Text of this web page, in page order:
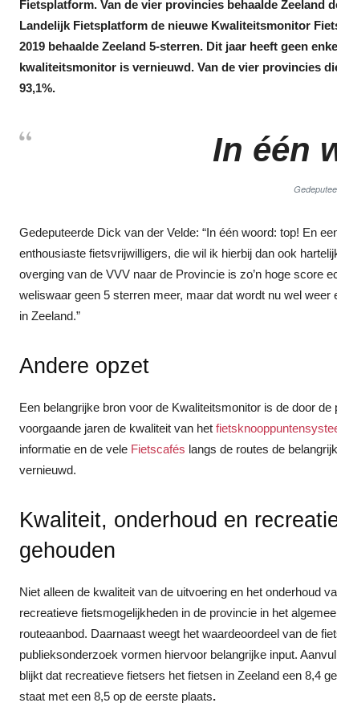
Fietsplatform. Van de vier provincies behaalde Zeeland
Landelijk Fietsplatform de nieuwe Kwaliteitsmonitor
2019 behaalde Zeeland 5-sterren. Dit jaar heeft geen
kwaliteitsmonitor is vernieuwd. Van de vier provincies
93,1%.
In één
Gedeputeerde Dick van der Velde: “In één woord: top! En
enthousiaste fietsvrijwilligers, die wil ik hierbij dan ook
overging van de VVV naar de Provincie is zo’n hoge score
weliswaar geen 5 sterren meer, maar dat wordt nu wel
in Zeeland.”
Andere opzet
Een belangrijke bron voor de Kwaliteitsmonitor is de door
voorgaande jaren de kwaliteit van het
informatie en de vele Fietscafés langs de routes de
vernieuwd.
Kwaliteit, onderhoud en
gehouden
Niet alleen de kwaliteit van de uitvoering en het onderhoud
recreatieve fietsmogelijkheden in de provincie in het
routeaanbod. Daarnaast weegt het waardeoordeel van de
publieksonderzoek vormen hiervoor belangrijke input.
blijkt dat recreatieve fietsers het fietsen in Zeeland een 8,4
staat met een 8,5 op de eerste plaats.